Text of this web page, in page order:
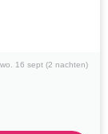
16 sept (2 nachten)